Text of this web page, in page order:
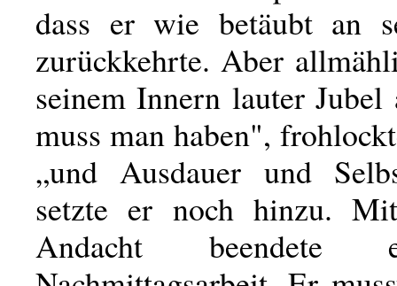
dass er wie betäubt an
zurückkehrte. Aber
seinem Innern lauter
muss man haben",
„und Ausdauer und
setzte er noch hinzu.
Andacht beendete